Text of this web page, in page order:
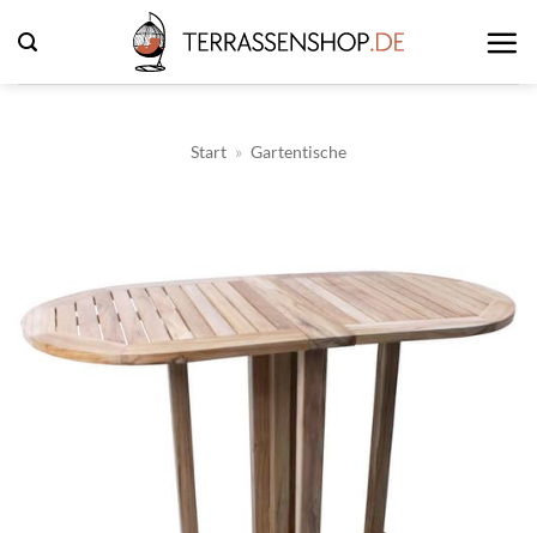
Inhalt
springen
Start » Gartentische